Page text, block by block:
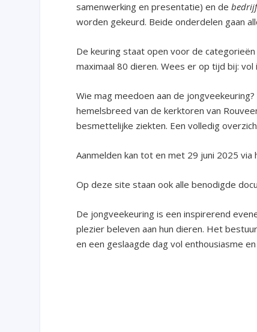
samenwerking en presentatie) en de
worden gekeurd. Beide onderdelen gaan
De keuring staat open voor de
maximaal 80 dieren. Wees er op tijd bij: vol
Wie mag meedoen aan de
hemelsbreed van de kerktoren van
besmettelijke ziekten. Een volledig
Aanmelden kan tot en met 29 juni 2025
Op deze site staan ook alle benodigde
De jongveekeuring is een inspirerend
plezier beleven aan hun dieren. Het
en een geslaagde dag vol enthousiasme en